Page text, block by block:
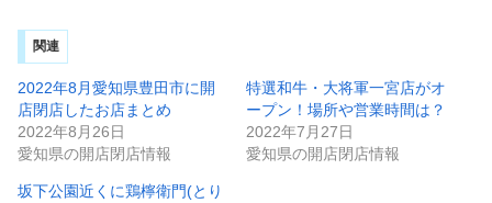
関連
2022年8月愛知県豊田市に開
店閉店したお店まとめ
2022年8月26日
愛知県の開店閉店情報
特選和牛・大将軍一宮店がオ
ープン！場所や営業時間は？
2022年7月27日
愛知県の開店閉店情報
坂下公園近くに鶏檸衛門(とり